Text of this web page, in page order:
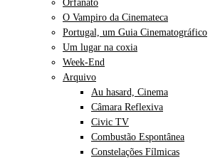
Orfanato
O Vampiro da Cinemateca
Portugal, um Guia Cinematográfico
Um lugar na coxia
Week-End
Arquivo
Au hasard, Cinema
Câmara Reflexiva
Civic TV
Combustão Espontânea
Constelações Fílmicas